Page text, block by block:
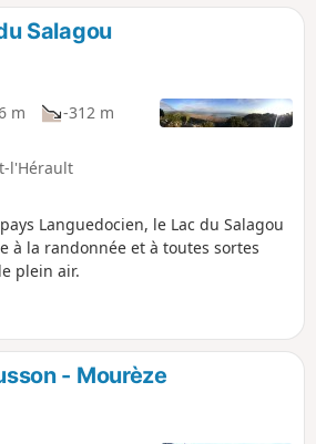
à
Salagou
m
-312 m
l'Hérault
Languedocien, le Lac du Salagou
à la randonnée et à toutes sortes
plein air.
- Mourèze